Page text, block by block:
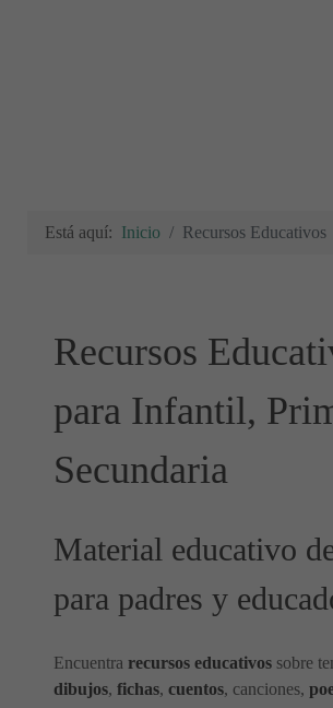
Está aquí: Inicio Recursos Educativos
Recursos
para Infantil,
Secundaria
Material educativo
para padres y
Encuentra recursos educativos sobre
dibujos, fichas, cuentos, canciones,